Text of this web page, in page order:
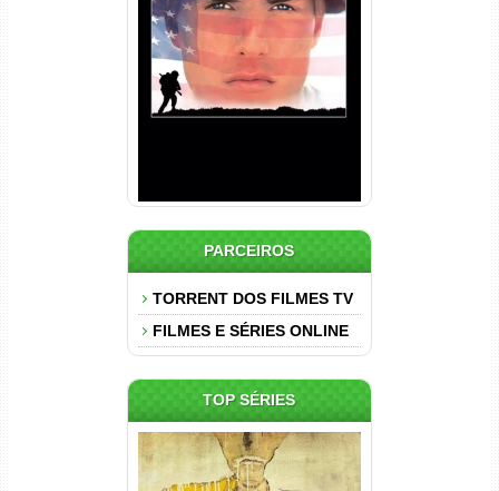
Nascido em 4 de Julho
Torrent (1989) WEB-DL 1080p
Dual Áudio
PARCEIROS
TORRENT DOS FILMES TV
FILMES E SÉRIES ONLINE
TOP SÉRIES